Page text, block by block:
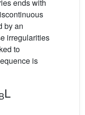
ends with
by an
irregularities
to
is
L